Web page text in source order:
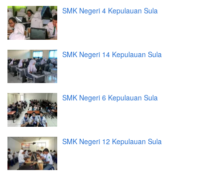
SMK Negeri 4 Kepulauan Sula
SMK Negeri 14 Kepulauan Sula
SMK Negeri 6 Kepulauan Sula
SMK Negeri 12 Kepulauan Sula